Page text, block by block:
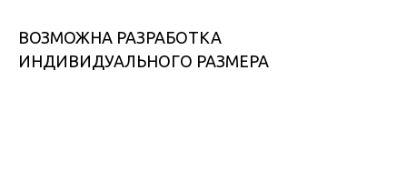
ВОЗМОЖНА РАЗРАБОТКА
ИНДИВИДУАЛЬНОГО РАЗМЕРА